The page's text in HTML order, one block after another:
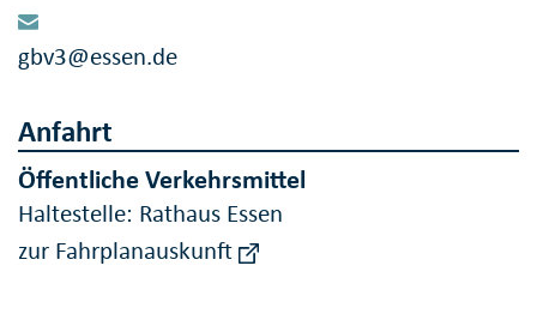
gbv3@essen.de
Anfahrt
Öffentliche Verkehrsmittel
Haltestelle: Rathaus Essen
zur Fahrplanauskunft